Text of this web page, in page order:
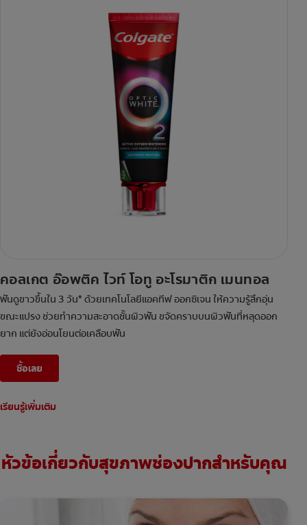
คอลเกต อ๊อพติค ไวท์ โอทู อะโรมาติก เมนทอล
ฟันดูขาวขึ้นใน 3 วัน* ด้วยเทคโนโลยีแอคทีฟ ออกซิเจน ให้ความรู้สึกอุ่น
ขณะแปรง ช่วยทำความสะอาดชั้นผิวฟัน ขจัดคราบบนผิวฟันที่หลุดออก
ยาก แต่ยังอ่อนโยนต่อเคลือบฟัน
ซื้อเลย
เรียนรู้เพิ่มเติม
หัวข้อเกี่ยวกับสุขภาพช่องปากสำหรับคุณ